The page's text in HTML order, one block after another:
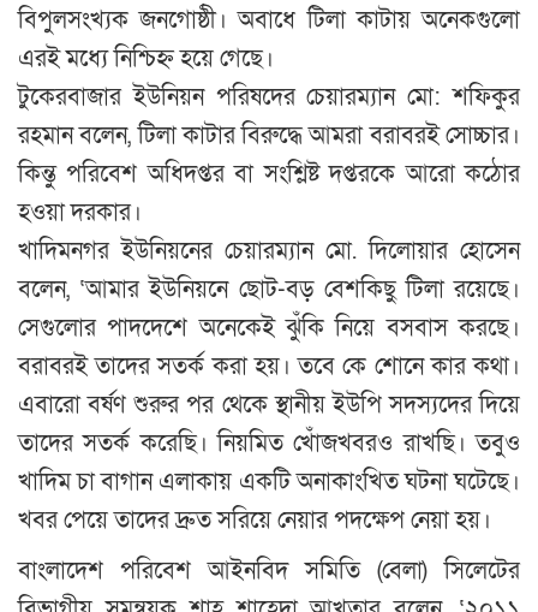
বিপুলসংখ্যক জনগোষ্ঠী। অবাধে টিলা কাটায় অনেকগুলো
এরই মধ্যে নিশ্চিহ্ন হয়ে গেছে।
টুকেরবাজার ইউনিয়ন পরিষদের চেয়ারম্যান মো: শফিকুর
রহমান বলেন, টিলা কাটার বিরুদ্ধে আমরা বরাবরই সোচ্চার।
কিন্তু পরিবেশ অধিদপ্তর বা সংশ্লিষ্ট দপ্তরকে আরো কঠোর
হওয়া দরকার।
খাদিমনগর ইউনিয়নের চেয়ারম্যান মো. দিলোয়ার হোসেন
বলেন, ‘আমার ইউনিয়নে ছোট-বড় বেশকিছু টিলা রয়েছে।
সেগুলোর পাদদেশে অনেকেই ঝুঁকি নিয়ে বসবাস করছে।
বরাবরই তাদের সতর্ক করা হয়। তবে কে শোনে কার কথা।
এবারো বর্ষণ শুরুর পর থেকে স্থানীয় ইউপি সদস্যদের দিয়ে
তাদের সতর্ক করেছি। নিয়মিত খোঁজখবরও রাখছি। তবুও
খাদিম চা বাগান এলাকায় একটি অনাকাংখিত ঘটনা ঘটেছে।
খবর পেয়ে তাদের দ্রুত সরিয়ে নেয়ার পদক্ষেপ নেয়া হয়।
বাংলাদেশ পরিবেশ আইনবিদ সমিতি (বেলা) সিলেটের